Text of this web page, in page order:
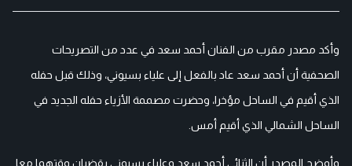
وأكد مصدر مقرب من الفنان أحمد سعد في عدد من التصريحات
الصحفية أن أحمد سعد عاد بالفعل إلى علياء بسيوني، وذلك قبل حفله
الذي أقيم في الساحل مؤخرا، وحضرت مصممة الأزياء حفله الجديد في
الساحل الشمالي الذي أقيم أمس.
وأوضح المصدر أن الثنائي أحمد سعد وعلياء بسيوني يقضيان وقتهما معا